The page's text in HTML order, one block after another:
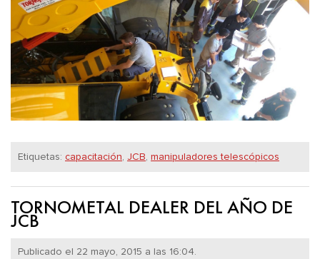
Etiquetas: capacitación, JCB, manipuladores telescópicos
TORNOMETAL DEALER DEL AÑO DE
JCB
Publicado el 22 mayo, 2015 a las 16:04.